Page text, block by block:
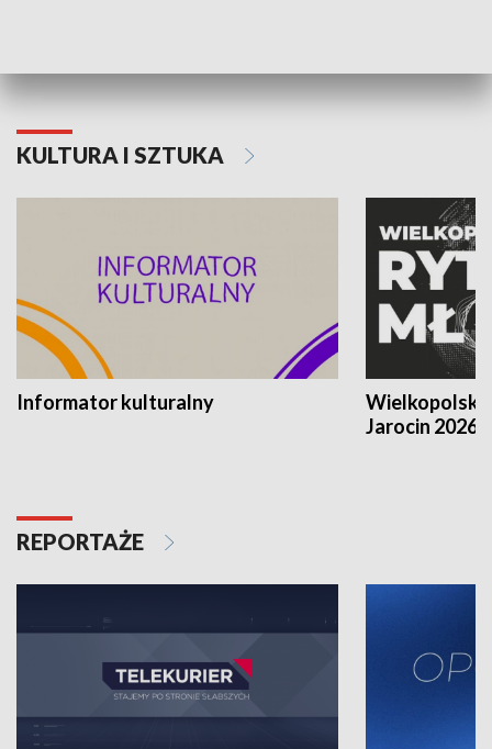
KULTURA I SZTUKA
Informator kulturalny
Jarocin 2026
REPORTAŻE